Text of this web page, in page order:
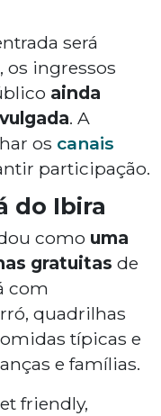
será
os ingressos
ainda
. A
os canais
participação.
do Ibira
como uma
gratuitas de
com
quadrilhas
típicas e
e famílias.
friendly,